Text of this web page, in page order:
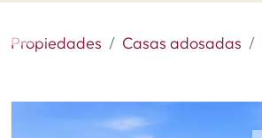
Propiedades Casas adosadas